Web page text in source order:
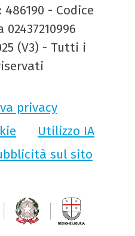
486190 - Codice
02437210996
(V3) - Tutti i
privacy
Utilizzo IA
sul sito